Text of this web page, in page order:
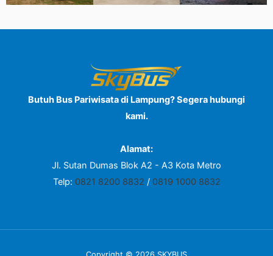
Butuh Bus Pariwisata di Lampung? Segera hubungi
kami.
Alamat:
Jl. Sutan Dumas Blok A2 - A3 Kota Metro
Telp: 0821 8200 8832 / 0819 1000 8832